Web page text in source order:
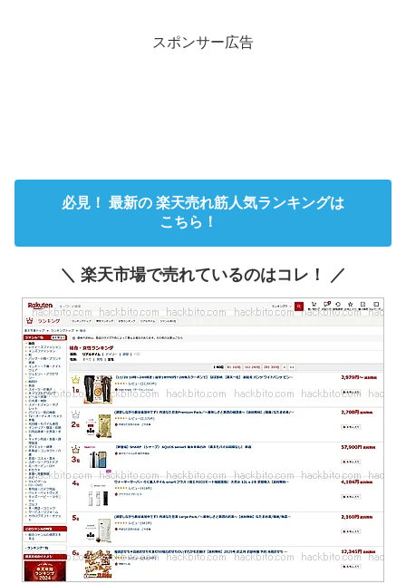
スポンサー広告
必見！ 最新の 楽天売れ筋人気ランキングは
こちら！
＼ 楽天市場で売れているのはコレ！ ／